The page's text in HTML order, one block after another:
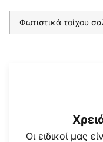
Φωτιστικά τοίχου
Οι ειδικοί μας